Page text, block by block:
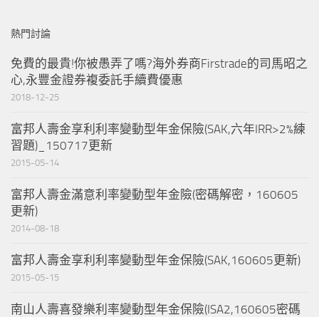
熱門討論
免費的最貴!你被愚弄了嗎?海外券商Firstrade的司馬昭之
心,永豐金證券複委託手續費優惠
2018-12-25
富邦人壽金享利利率變動型年金保險(SAK,六年IRR>2%練
習題)_150717更新
2015-05-14
富邦人壽金滿意利率變動型年金險(密碼解密，160605
更新)
2014-08-18
富邦人壽金享利利率變動型年金保險(SAK,160605更新)
2015-05-15
南山人壽喜發樂利率變動型年金保險(ISA2,160605密碼